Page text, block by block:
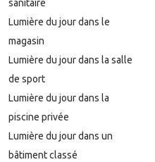
sanitaire
Lumière du jour dans le
magasin
Lumière du jour dans la salle
de sport
Lumière du jour dans la
piscine privée
Lumière du jour dans un
bâtiment classé